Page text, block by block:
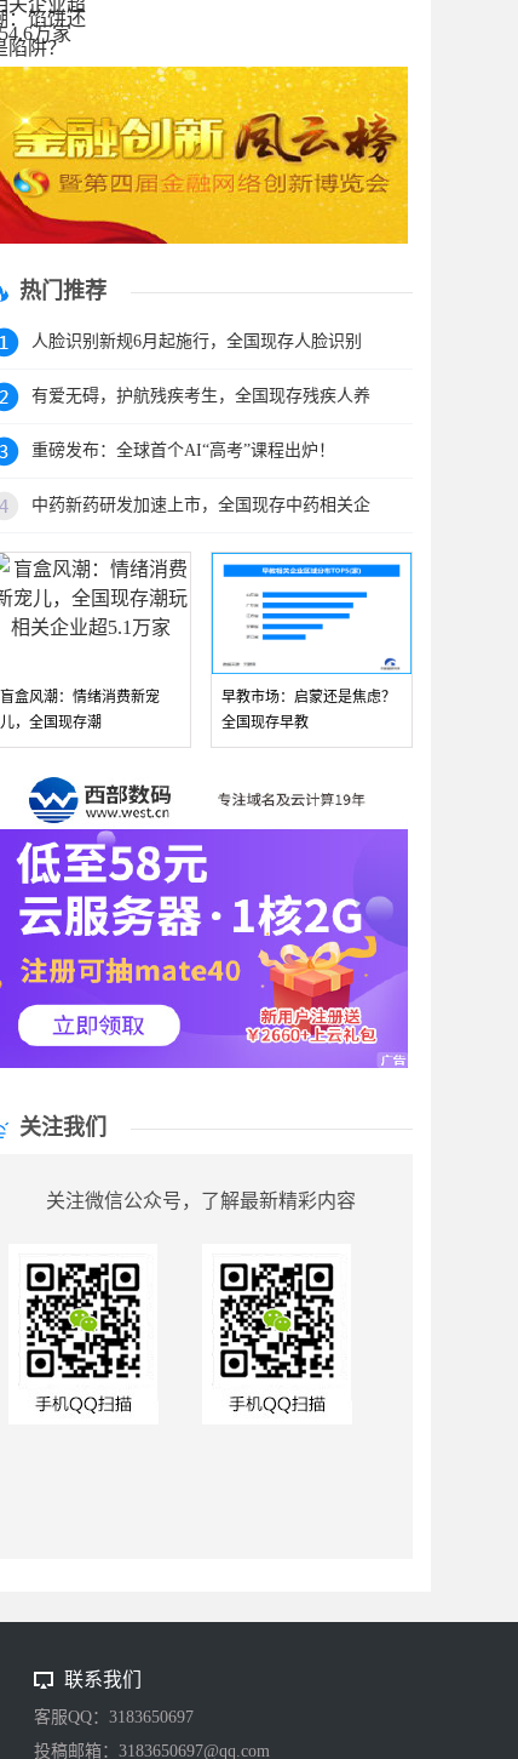
热门推荐
人脸识别新规6月起施行，全国现存人脸识别
有爱无碍，护航残疾考生，全国现存残疾人养
重磅发布：全球首个AI“高考”课程出炉！
中药新药研发加速上市，全国现存中药相关企
盲盒风潮：情绪消费新宠
儿，全国现存潮
早教市场：启蒙还是焦虑？
全国现存早教
关注我们
关注微信公众号，了解最新精彩内容
联系我们
客服QQ：3183650697
投稿邮箱：3183650697@qq.com